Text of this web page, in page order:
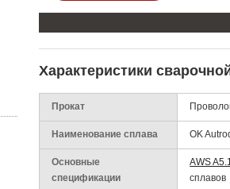
Характеристики
Прокат
Наименование сплава OK
Основные
спецификации
AWS
сплавов